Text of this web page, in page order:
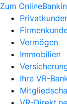
Zum
Vermögen
Immobilien
Ihre VR-